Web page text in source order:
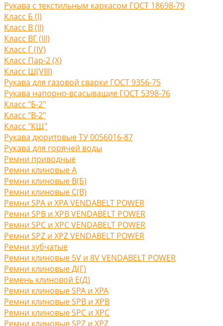
Рукава с текстильным каркасом ГОСТ 18698-79
Класс Б (I)
Класс В (II)
Класс ВГ (III)
Класс Г (IV)
Класс Пар-2 (X)
Класс Ш(VIII)
Рукава для газовой сварки ГОСТ 9356-75
Рукава напорно-всасыващие ГОСТ 5398-76
Класс "Б-2"
Класс "В-2"
Класс "КЩ"
Рукава дюритовые ТУ 0056016-87
Рукава для горячей воды
Ремни приводные
Ремни клиновые A
Ремни клиновые В(Б)
Ремни клиновые С(B)
Ремни SPA и XPA VENDABELT POWER
Ремни SPB и XPB VENDABELT POWER
Ремни SPC и XPC VENDABELT POWER
Ремни SPZ и XPZ VENDABELT POWER
Ремни зубчатые
Ремни клиновые 5V и 8V VENDABELT POWER
Ремни клиновые Д(Г)
Ремень клиновой Е(Д)
Ремни клиновые SPA и XPA
Ремни клиновые SPB и XPB
Ремни клиновые SPC и XPC
Ремни клиновые SPZ и XPZ